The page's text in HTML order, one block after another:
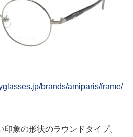
brands/amiparis/frame/
象の形状のラウンドタイプ。